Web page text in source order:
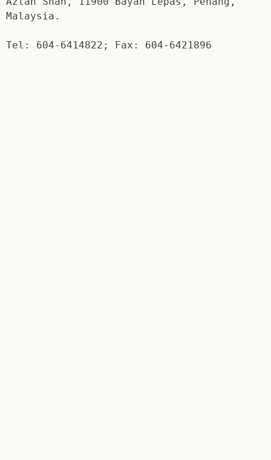
Malaysia.
Tel: 604-6414822; Fax: 604-6421896